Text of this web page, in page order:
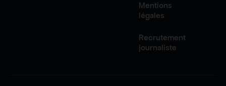
Mentions
légales
Recrutement
journaliste